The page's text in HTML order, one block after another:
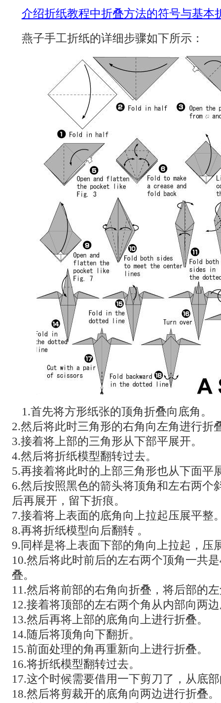
介绍折纸教程中折叠方法的符号与基本
燕子手工折纸的详细步骤如下所示：
1.首先将方形纸张的顶角折叠向底角。
2.然后将此时三角形的右角向左角进行折
3.接着将上部的三角形从下部平展开。
4.然后将折纸模型翻转过去。
5.再接着将此时的上部三角形也从下面平
6.然后按照黑色的箭头将顶角和左右两个
后再展开，留下折痕。
7.接着将上表面的底角向上拉起压展平整
8.再将折纸模型向后翻转 。
9.同样是将上表面下部的角向上拉起，压
10.然后将此时前后的左右两个顶角一共
叠。
11.然后将前部的右角向折叠，将后部的
12.接着将顶部的左右两个角从内部向两
13.然后再将上部的底角向上进行折叠。
14.随后将顶角向下翻折。
15.前面处理的角再重新向上进行折叠。
16.将折纸模型翻转过去。
17.这个时候需要借用一下剪刀了，从底
18.然后将剪裁开的底角向两边进行折叠。